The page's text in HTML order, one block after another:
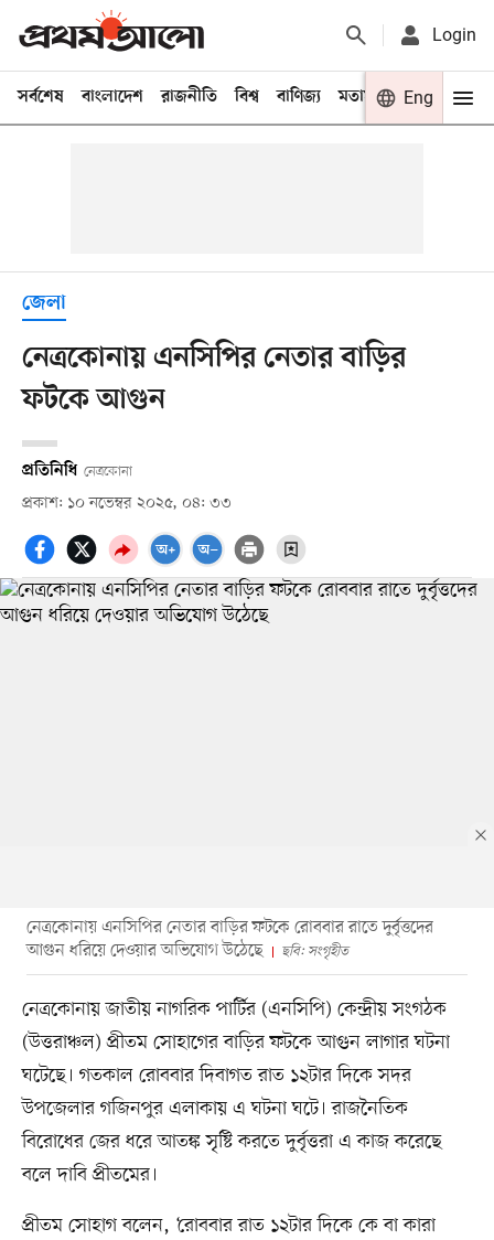
Login
সর্বশেষ বাংলাদেশ রাজনীতি বিশ্ব বাণিজ্য মতামত খেলা
Eng
জেলা
নেত্রকোনায় এনসিপির নেতার বাড়ির
ফটকে আগুন
প্রতিনিধি নেত্রকোনা
প্রকাশ: ১০ নভেম্বর ২০২৫, ০৪: ৩৩
নেত্রকোনায় এনসিপির নেতার বাড়ির ফটকে রোববার রাতে দুর্বৃত্তদের
আগুন ধরিয়ে দেওয়ার অভিযোগ উঠেছে
ছবি: সংগৃহীত
নেত্রকোনায় জাতীয় নাগরিক পার্টির (এনসিপি) কেন্দ্রীয় সংগঠক
(উত্তরাঞ্চল) প্রীতম সোহাগের বাড়ির ফটকে আগুন লাগার ঘটনা
ঘটেছে। গতকাল রোববার দিবাগত রাত ১২টার দিকে সদর
উপজেলার গজিনপুর এলাকায় এ ঘটনা ঘটে। রাজনৈতিক
বিরোধের জের ধরে আতঙ্ক সৃষ্টি করতে দুর্বৃত্তরা এ কাজ করেছে
বলে দাবি প্রীতমের।
প্রীতম সোহাগ বলেন, ‘রোববার রাত ১২টার দিকে কে বা কারা